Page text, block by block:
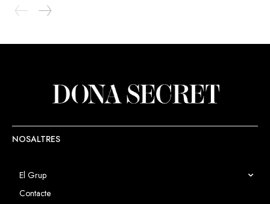
NOSALTRES
El Grup
Contacte